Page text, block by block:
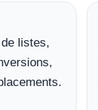
listes,